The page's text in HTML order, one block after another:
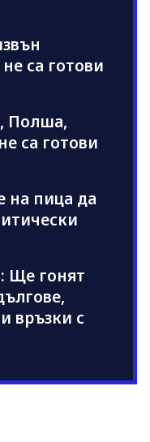
са готови
Полша,
са готови
на пица да
Ще гонят
връзки с